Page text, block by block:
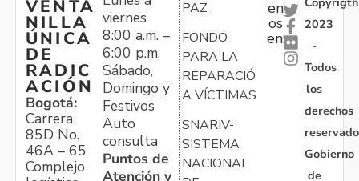
VENTA
NILLA
ÚNICA
DE
RADIC
ACIÓN
Bogotá:
Carrera
85D No.
46A – 65
Complejo
viernes
8:00 a.m. –
6:00 p.m.
Sábado,
Domingo y
Festivos
Auto
consulta
Puntos de
Atención y
PAZ
FONDO
PARA LA
REPARACIÓN
A VÍCTIMAS
SNARIV-
SISTEMA
NACIONAL
en
os
en:
2023
-
Todos
los
derechos
Gobierno
de